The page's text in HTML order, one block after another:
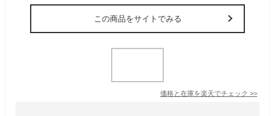
この商品をサイトでみる
価格と在庫を楽天でチェック >>